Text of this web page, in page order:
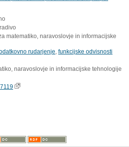
matematiko, naravoslovje in informacijske
rudarjenje funkcijske odvisnosti
naravoslovje in informacijske tehnologije